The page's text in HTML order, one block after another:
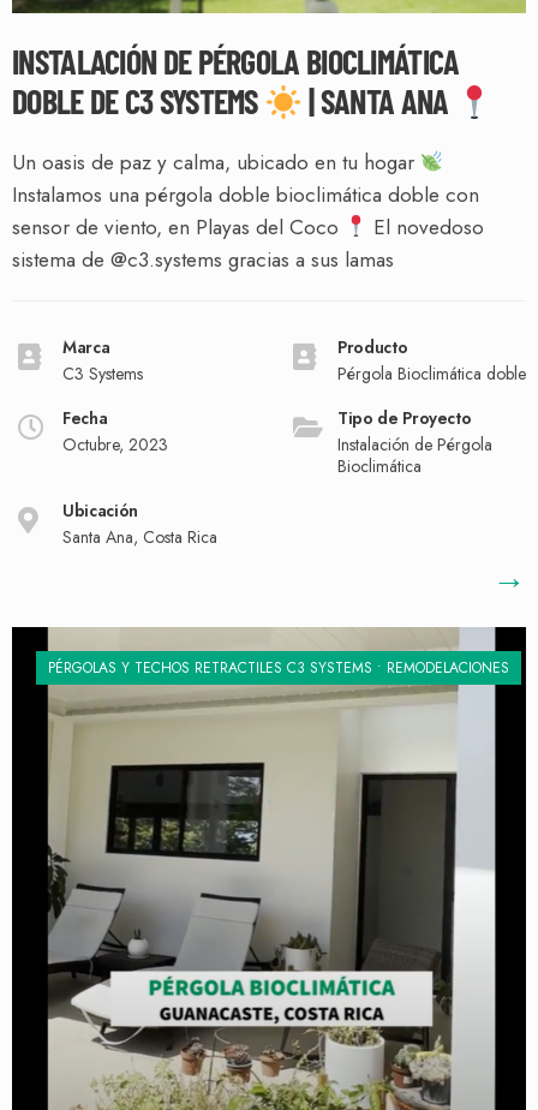
INSTALACIÓN DE PÉRGOLA BIOCLIMÁTICA
DOBLE DE C3 SYSTEMS
| SANTA ANA
Un oasis de paz y calma, ubicado en tu hogar
Instalamos una pérgola doble bioclimática doble con
sensor de viento, en Playas del Coco
El novedoso
sistema de @c3.systems gracias a sus lamas
Marca
C3 Systems
Producto
Pérgola Bioclimática doble
Fecha
Octubre, 2023
Tipo de Proyecto
Instalación de Pérgola
Bioclimática
Ubicación
Santa Ana, Costa Rica
→
PÉRGOLAS Y TECHOS RETRACTILES C3 SYSTEMS • REMODELACIONES